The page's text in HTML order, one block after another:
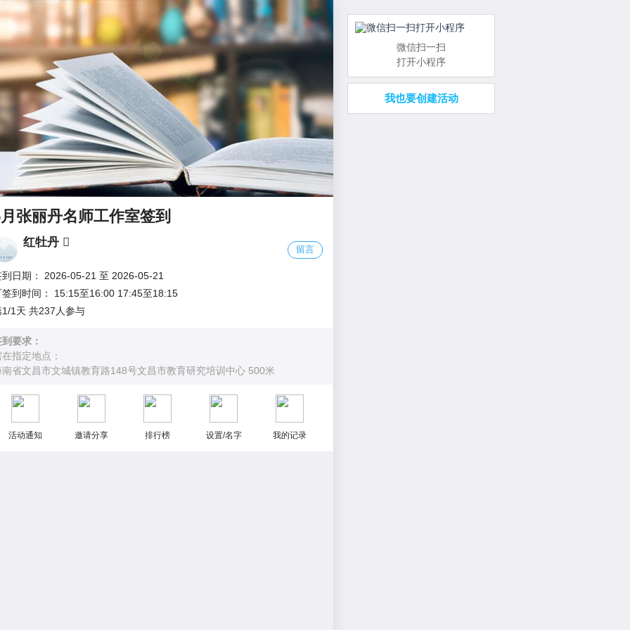
张丽丹名师工作室签到
红牡丹 
留言
日期： 2026-05-21 至 2026-05-21
到时间： 15:15至16:00 17:45至18:15
1/1天 共237人参与
要求：
指定地点：
南省文昌市文城镇教育路148号文昌市教育研究培训中心 500米
活动通知 邀请分享 排行榜 设置/名字 我的记录
微信扫一扫
打开小程序
我也要创建活动